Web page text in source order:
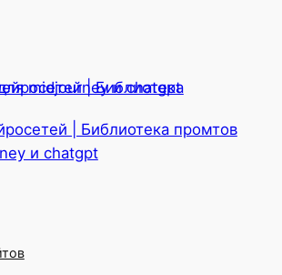
| Библиотека промтов
и chatgpt